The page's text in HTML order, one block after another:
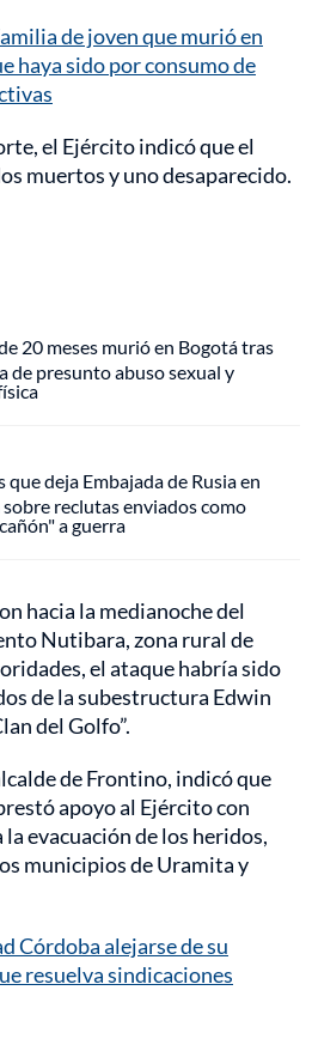
de joven que murió en
haya sido por consumo de
el Ejército indicó que el
muertos y uno desaparecido.
20 meses murió en Bogotá tras
de presunto abuso sexual y
que deja Embajada de Rusia en
reclutas enviados como
a guerra
hacia la medianoche del
Nutibara, zona rural de
el ataque habría sido
de la subestructura Edwin
del Golfo”.
de Frontino, indicó que
apoyo al Ejército con
evacuación de los heridos,
municipios de Uramita y
Córdoba alejarse de su
resuelva sindicaciones